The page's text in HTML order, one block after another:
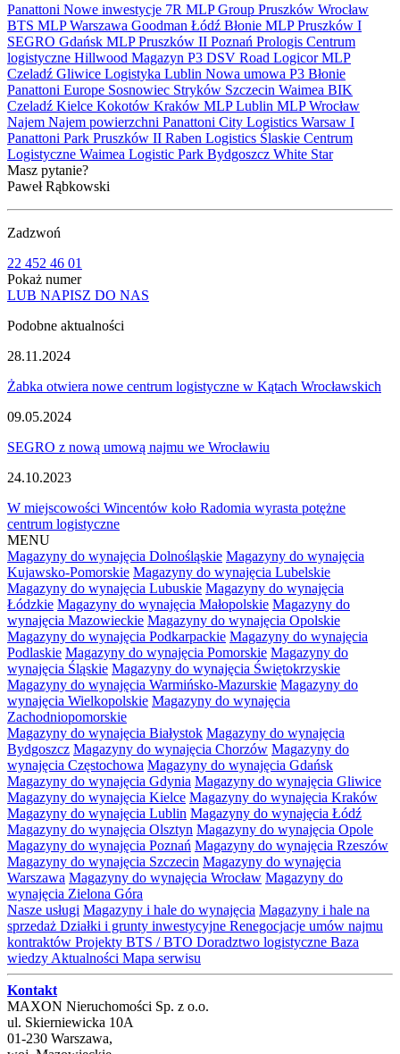
Panattoni Nowe inwestycje 7R MLP Group Pruszków Wrocław
BTS MLPWarszawa Goodman Łódź Błonie MLP Pruszków I
SEGRO Gdańsk MLP Pruszków II Poznań Prologis Centrum
logistyczne Hillwood Magazyn P3 DSV Road LogicorMLP
Czeladź Gliwice Logistyka Lublin Nowa umowa P3 Błonie
Panattoni Europe Sosnowiec Stryków Szczecin Waimea BIK
Czeladź Kielce Kokotów Kraków MLP Lublin MLP Wrocław
Najem Najem powierzchni Panattoni City Logistics Warsaw I
Panattoni Park Pruszków II Raben Logistics Ślaskie Centrum
Logistyczne Waimea Logistic Park Bydgoszcz White Star
Masz pytanie?
Paweł Rąbkowski
Zadzwoń
22 452 46 01
Pokaż numer
LUB NAPISZ DO NAS
Podobne aktualności
28.11.2024
Żabka otwiera nowe centrum logistyczne w Kątach Wrocławskich
09.05.2024
SEGRO z nową umową najmu we Wrocławiu
24.10.2023
W miejscowości Wincentów koło Radomia wyrasta potężne
centrum logistyczne
MENU
Magazyny do wynajęcia Dolnośląskie Magazyny do wynajęcia
Kujawsko-Pomorskie Magazyny do wynajęcia Lubelskie
Magazyny do wynajęcia Lubuskie Magazyny do wynajęcia
Łódzkie Magazyny do wynajęcia Małopolskie Magazyny do
wynajęcia Mazowieckie Magazyny do wynajęcia Opolskie
Magazyny do wynajęcia Podkarpackie Magazyny do wynajęcia
Podlaskie Magazyny do wynajęcia Pomorskie Magazyny do
wynajęcia Śląskie Magazyny do wynajęcia Świętokrzyskie
Magazyny do wynajęcia Warmińsko-Mazurskie Magazyny do
wynajęcia Wielkopolskie Magazyny do wynajęcia
Zachodniopomorskie
Magazyny do wynajęcia Białystok Magazyny do wynajęcia
Bydgoszcz Magazyny do wynajęcia Chorzów Magazyny do
wynajęcia Częstochowa Magazyny do wynajęcia Gdańsk
Magazyny do wynajęcia Gdynia Magazyny do wynajęcia Gliwice
Magazyny do wynajęcia Kielce Magazyny do wynajęcia Kraków
Magazyny do wynajęcia Lublin Magazyny do wynajęcia Łódź
Magazyny do wynajęcia Olsztyn Magazyny do wynajęcia Opole
Magazyny do wynajęcia Poznań Magazyny do wynajęcia Rzeszów
Magazyny do wynajęcia Szczecin Magazyny do wynajęcia
Warszawa Magazyny do wynajęcia Wrocław Magazyny do
wynajęcia Zielona Góra
Nasze usługi Magazyny i hale do wynajęcia Magazyny i hale na
sprzedaż Działki i grunty inwestycyjne Renegocjacje umów najmu
kontraktów Projekty BTS / BTO Doradztwo logistyczne Baza
wiedzy Aktualności Mapa serwisu
Kontakt
MAXON Nieruchomości Sp. z o.o.
ul. Skierniewicka 10A
01-230 Warszawa,